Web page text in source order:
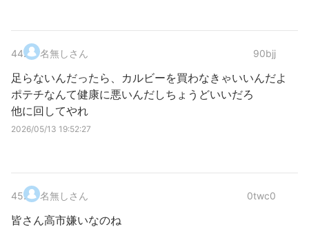
44. 名無しさん 90bjj
足らないんだったら、カルビーを買わなきゃいいんだよ
ポテチなんて健康に悪いんだしちょうどいいだろ
他に回してやれ
2026/05/13 19:52:27
45. 名無しさん 0twc0
皆さん高市嫌いなのね